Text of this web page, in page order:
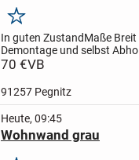
Merken
In guten ZustandMaßeBreit
Demontage und selbst
70 €VB
91257 Pegnitz
Heute, 09:45
Wohnwand grau